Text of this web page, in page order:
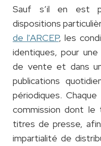
Sauf s’il en est
dispositions
de l'ARCEP, les
identiques, pour
de vente et dans
publications
périodiques.
commission dont
titres de presse,
impartialité de